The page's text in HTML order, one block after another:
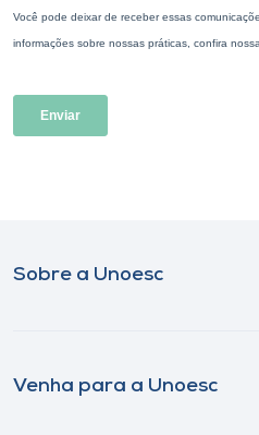
Sobre a Unoesc
Venha para a Unoesc